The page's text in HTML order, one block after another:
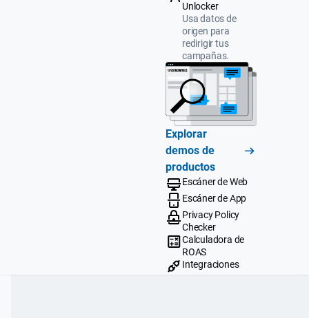
Unlocker
Usa datos de
origen para
redirigir tus
campañas.
Explorar
demos de
productos
Escáner de Web
Escáner de App
Privacy Policy
Checker
Calculadora de
ROAS
Integraciones